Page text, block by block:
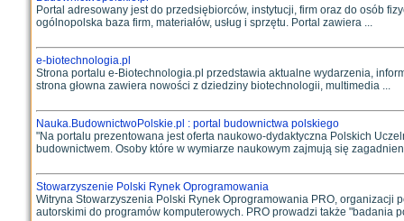
Portal adresowany jest do przedsiębiorców, instytucji, firm oraz do osób
ogólnopolska baza firm, materiałów, usług i sprzętu. Portal zawiera ...
e-biotechnologia.pl
Strona portalu e-Biotechnologia.pl przedstawia aktualne wydarzenia,
strona głowna zawiera nowości z dziedziny biotechnologii, multimedia ...
Nauka.BudownictwoPolskie.pl : portal budownictwa polskiego
"Na portalu prezentowana jest oferta naukowo-dydaktyczna Polskich
budownictwem. Osoby które w wymiarze naukowym zajmują się
Stowarzyszenie Polski Rynek Oprogramowania
Witryna Stowarzyszenia Polski Rynek Oprogramowania PRO,
autorskimi do programów komputerowych. PRO prowadzi także "badania